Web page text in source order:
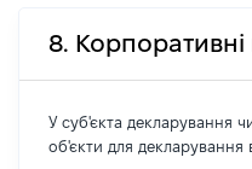
8. Корпоративні
У суб'єкта декларування чи
об'єкти для декларування